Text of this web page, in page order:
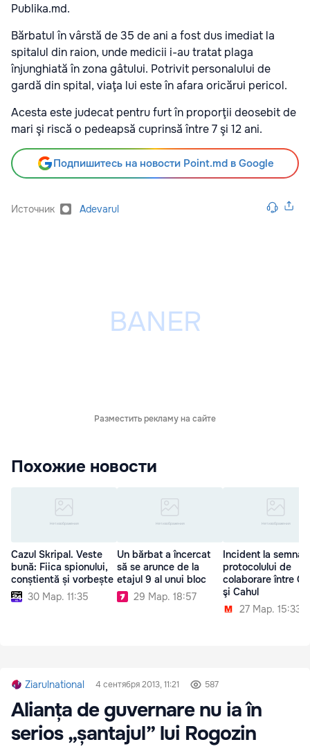
Publika.md.
Bărbatul în vârstă de 35 de ani a fost dus imediat la
spitalul din raion, unde medicii i-au tratat plaga
înjunghiată în zona gâtului. Potrivit personalului de
gardă din spital, viaţa lui este în afara oricărui pericol.
Acesta este judecat pentru furt în proporţii deosebit de
mari şi riscă o pedeapsă cuprinsă între 7 şi 12 ani.
Подпишитесь на новости Point.md в Google
Источник Adevarul
Разместить рекламу на сайте
Похожие новости
Cazul Skripal. Veste
bună: Fiica spionului,
conștientă și vorbește
30 Мар. 11:35
Un bărbat a încercat
să se arunce de la
etajul 9 al unui bloc
29 Мар. 18:57
Incident la
protocolului de
colaborare între
şi Cahul
27 Мар. 15:33
Ziarulnational 4 сентября 2013, 11:21 587
Alianța de guvernare nu ia în
serios „șantajul” lui Rogozin